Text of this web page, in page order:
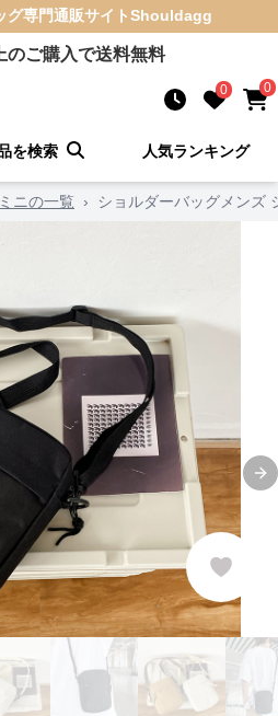
グ専門通販サイトShouldagg
のご購入で送料無料
0 0
を検索 人気ランキング
ニの一覧 › ショルダーバッグメンズ